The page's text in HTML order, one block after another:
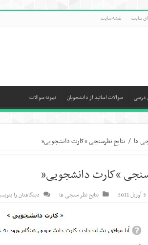
سایت نقشه سایت
درسی سوالات اساتید از دانشجویان نمونه سوالات
ها / نتایج نظرسنجی “کارت دانشجویی”
“کارت دانشجویی”
3 آوریل 2011 نتایج نظر سنجی ها دیدگاهتان را